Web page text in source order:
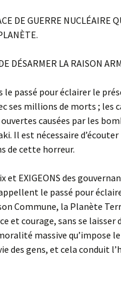
DE GUERRE NUCLÉAIRE
DÉSARMER LA RAISON
passé pour éclairer le
ses millions de morts ; les
causées par les
Il est nécessaire d’écouter
de cette horreur.
et EXIGEONS des
le passé pour
Commune, la Planète
et courage, sans se laisser
massive qu’impose
des gens, et cela conduit